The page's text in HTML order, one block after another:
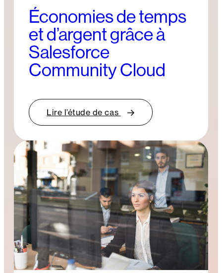
Économies de temps
et d’argent grâce à
Salesforce
Community Cloud
Lire l’étude de cas